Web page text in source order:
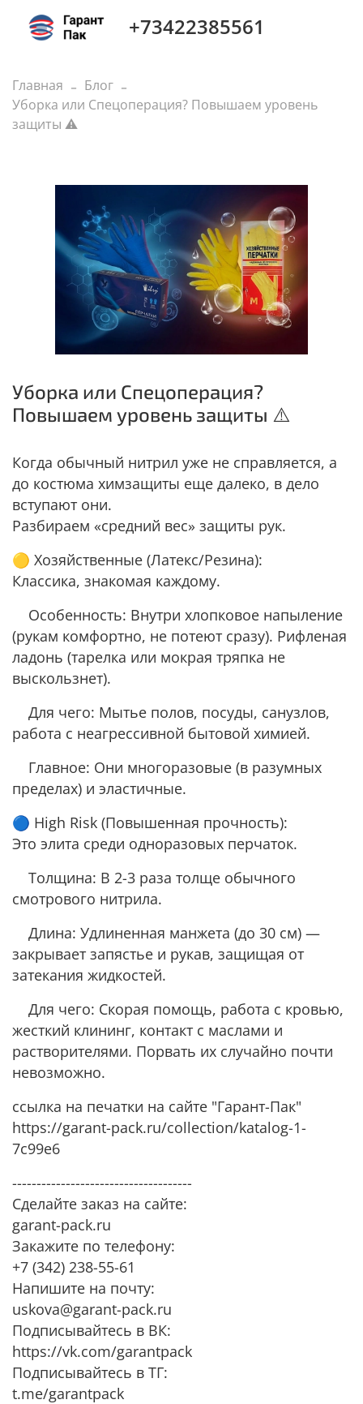
+73422385561
Главная
Блог
Уборка или Спецоперация? Повышаем уровень
защиты ⚠️
Уборка или Спецоперация?
Повышаем уровень защиты ⚠️
Когда обычный нитрил уже не справляется, а
до костюма химзащиты еще далеко, в дело
вступают они.
Разбираем «средний вес» защиты рук.
🟡 Хозяйственные (Латекс/Резина):
Классика, знакомая каждому.
Особенность: Внутри хлопковое напыление
(рукам комфортно, не потеют сразу). Рифленая
ладонь (тарелка или мокрая тряпка не
выскользнет).
Для чего: Мытье полов, посуды, санузлов,
работа с неагрессивной бытовой химией.
Главное: Они многоразовые (в разумных
пределах) и эластичные.
🔵 High Risk (Повышенная прочность):
Это элита среди одноразовых перчаток.
Толщина: В 2-3 раза толще обычного
смотрового нитрила.
Длина: Удлиненная манжета (до 30 см) —
закрывает запястье и рукав, защищая от
затекания жидкостей.
Для чего: Скорая помощь, работа с кровью,
жесткий клининг, контакт с маслами и
растворителями. Порвать их случайно почти
невозможно.
ссылка на печатки на сайте "Гарант-Пак"
https://garant-pack.ru/collection/katalog-1-
7c99e6
-------------------------------------
Сделайте заказ на сайте:
garant-pack.ru
Закажите по телефону:
+7 (342) 238-55-61
Напишите на почту:
uskova@garant-pack.ru
Подписывайтесь в ВК:
https://vk.com/garantpack
Подписывайтесь в ТГ:
t.me/garantpack